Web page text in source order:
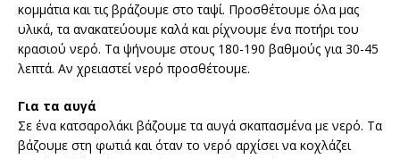
κομμάτια και τις βράζουμε στο ταψί. Προσθέτουμε όλα μας
υλικά, τα ανακατεύουμε καλά και ρίχνουμε ένα ποτήρι του
κρασιού νερό. Τα ψήνουμε στους 180-190 βαθμούς για 30-45
λεπτά. Αν χρειαστεί νερό προσθέτουμε.
Για τα αυγά
Σε ένα κατσαρολάκι βάζουμε τα αυγά σκαπασμένα με νερό. Τα
βάζουμε στη φωτιά και όταν το νερό αρχίσει να κοχλάζει